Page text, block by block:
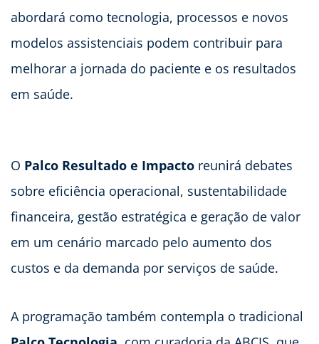
abordará como tecnologia, processos e novos
modelos assistenciais podem contribuir para
melhorar a jornada do paciente e os resultados
em saúde.
O Palco Resultado e Impacto reunirá debates
sobre eficiência operacional, sustentabilidade
financeira, gestão estratégica e geração de valor
em um cenário marcado pelo aumento dos
custos e da demanda por serviços de saúde.
A programação também contempla o tradicional